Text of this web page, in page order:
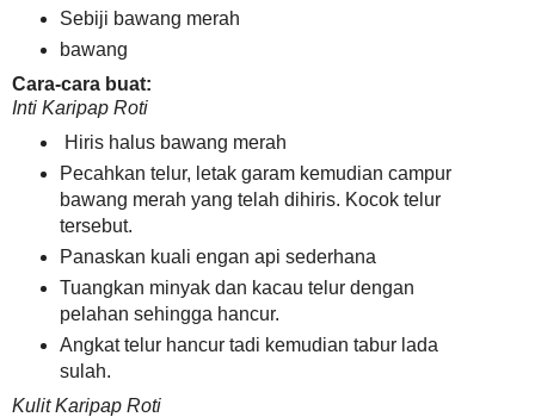
Sebiji bawang merah
bawang
Cara-cara buat:
Inti Karipap Roti
Hiris halus bawang merah
Pecahkan telur, letak garam kemudian campur
bawang merah yang telah dihiris. Kocok telur
tersebut.
Panaskan kuali engan api sederhana
Tuangkan minyak dan kacau telur dengan
pelahan sehingga hancur.
Angkat telur hancur tadi kemudian tabur lada
sulah.
Kulit Karipap Roti